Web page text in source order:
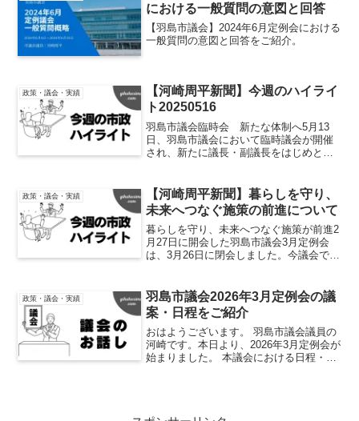
における一般質問の意図と回答
【羽島市議会】2024年6月定例会における
一般質問の意図と回答をご紹介。
政策・議会・実績
【河崎周平新聞】今週のハイライ
ト20250516
羽島市議会臨時会 新たな体制へ5月13
日、羽島市議会において臨時議会が開催
され、新たに議長・副議長をはじめとす
す。 このたび私は、産業建設委員会の副
委員長を拝命すること...
政策・議会・実績
【河崎周平新聞】暮らしを守り、
未来へつなぐ施策の前進について
暮らしを守り、未来へつなぐ施策が前進2
月27日に開会した羽島市議会3月定例会
は、3月26日に閉会しました。今議会で
決されました。生活支援として、水道基
本料金の4か月免除...
政策・議会・実績
羽島市議会2026年3月定例会の議
案・日程をご紹介
おはようございます。 羽島市議会議員の
河崎です。本日より、2026年3月定例会が
始まりました。 本議会における日程・議